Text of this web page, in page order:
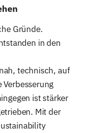
Gründe.
in den
technisch, auf
ist stärker
Mit der